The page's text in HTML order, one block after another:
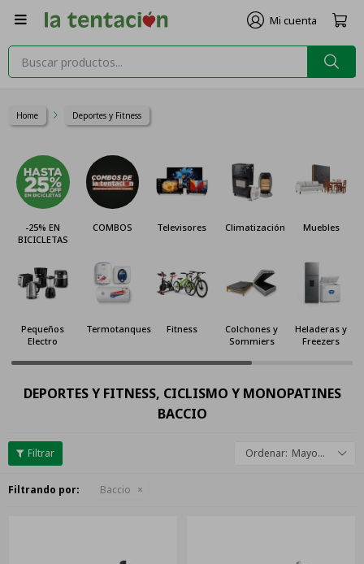

Home Deportes y Fitness
-25% EN
BICICLETAS
COMBOS Televisores Climatización Muebles
Pequeños
Electro
Termotanques Fitness
Colchones y
Sommiers
Heladeras y
Freezers
DEPORTES Y FITNESS, CICLISMO Y MONOPATINES
BACCIO
Mayor descuento
Filtrando por: Baccio